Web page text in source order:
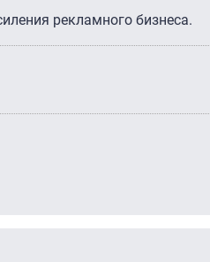
рекламного бизнеса.